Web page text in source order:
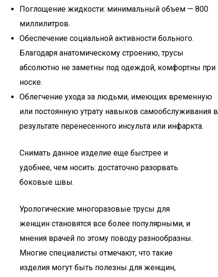
Поглощение жидкости: минимальный объем — 800
миллилитров.
Обеспечение социальной активности больного.
Благодаря анатомическому строению, трусы
абсолютно не заметны под одеждой, комфортны при
носке.
Облегчение ухода за людьми, имеющих временную
или постоянную утрату навыков самообслуживания в
результате перенесенного инсульта или инфаркта.
Снимать данное изделие еще быстрее и
удобнее, чем носить: достаточно разорвать
боковые швы.
Урологические многоразовые трусы для
женщин становятся все более популярными, и
мнения врачей по этому поводу разнообразны.
Многие специалисты отмечают, что такие
изделия могут быть полезны для женщин,